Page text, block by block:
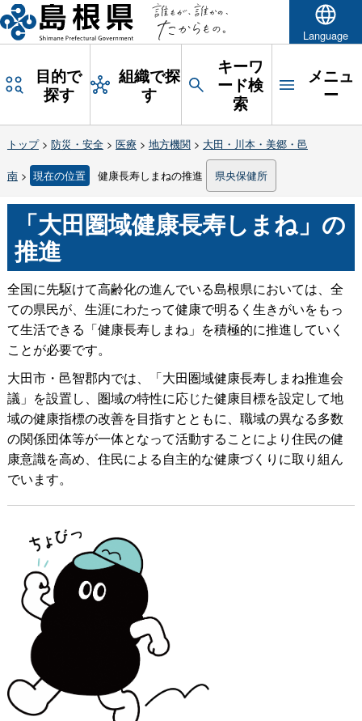
Language
目的で
探す
組織で探
す
キーワ
ード検
索
メニュ
ー
トップ> 防災・安全> 医療 > 地方機関> 大田・川本・美郷・邑
南> 現在の位置 健康長寿しまねの推進 県央保健所
「大田圏域健康長寿しまね」の
推進
全国に先駆けて高齢化の進んでいる島根県においては、全
ての県民が、生涯にわたって健康で明るく生きがいをもっ
て生活できる「健康長寿しまね」を積極的に推進していく
ことが必要です。
大田市・邑智郡内では、「大田圏域健康長寿しまね推進会
議」を設置し、圏域の特性に応じた健康目標を設定して地
域の健康指標の改善を目指すとともに、職域の異なる多数
の関係団体等が一体となって活動することにより住民の健
康意識を高め、住民による自主的な健康づくりに取り組ん
でいます。